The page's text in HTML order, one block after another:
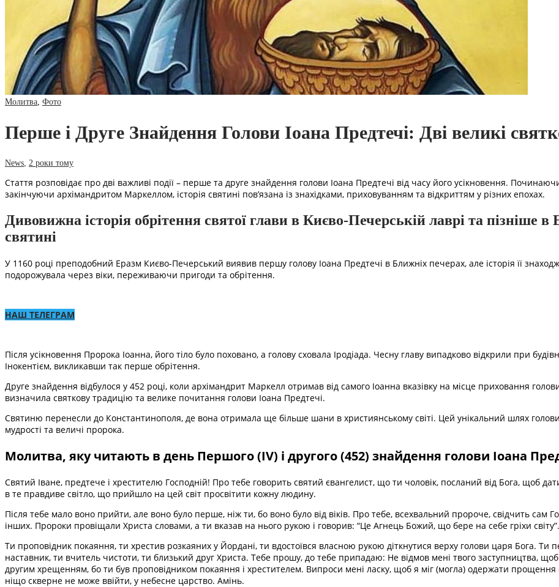
Молитва Фото
Перше і Друге Знайдення Голови Іоана Предтечі: Дві великі
News 2 роки тому
Стаття розповідає про дві важливі події – перше та друге знайдення голови Іоана Предтечі від часу його усікновення.
закінчуючи архімандритом Маркеллом, історія святині пов’язана із знахідками, приховуванням та відкриттям у різних епохах.
Дивовижна історія обрітення святої глави в Києво-Печерській лаврі та пізніше в
святині
У 1160 році преподобний Еразм Києво-Печерський виявив першу голову Іоана Предтечі в Ближніх печерах, але історія її
подорожувала через віки, переживаючи пригоди та обрітення.
НАШ ТЕЛЕГРАМ
Після усікновення Пророка Іоанна, його тіло було поховано, а голову сховала Іродіада. Чесну главу випадково відкрили при
Інокентієм, викликавши так перше обрітення.
Друге знайдення відбулося у 452 році, коли архімандрит Маркелл отримав від самого Іоанна вказівку на місце приховання
визначила святкову традицію та велике почитання голови Іоана Предтечі.
Святиню перенесли до Константинополя, де вона отримала ще більше шани в християнському світі. Цей унікальний шлях
мудрості та величі пророка.
Молитва, яку читають в день Першого (ІV) і другого (452) знайдення голови Іоана
Святий Іване, предтече і хрестителю Господній! Про тебе говорить святий євангелист, що ти чоловік, посланий від Бога, щоб
в те правдиве світло, що прийшло на цей світ просвітити кожну людину.
Після тебе мало воно прийти, але воно було перше, ніж ти, бо воно було від віків. Про тебе, всехвальний пророче, свідчить сам
інших. Пророки провіщали Христа словами, а ти вказав на нього рукою і говорив: “Це Агнець Божий, що бере на себе гріхи світу”.
Ти проповідник покаяння, ти хрестив розкаяних у Йордані, ти вдостоївся власною рукою діткнутися верху голови царя Бога. Ти
наставник, ти вчитель чистоти, ти близький друг Христа. Тебе прошу, до тебе припадаю: Не відмов мені твого заступництва,
другим хрещенням, бо ти був проповідником покаяння і хрестителем. Випроси мені ласку, щоб я міг (могла) одержати прощення
ніщо скверне не може ввійти, у небесне царство. Амінь.